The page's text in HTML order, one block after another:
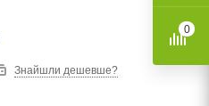
Знайшли дешевше?
0